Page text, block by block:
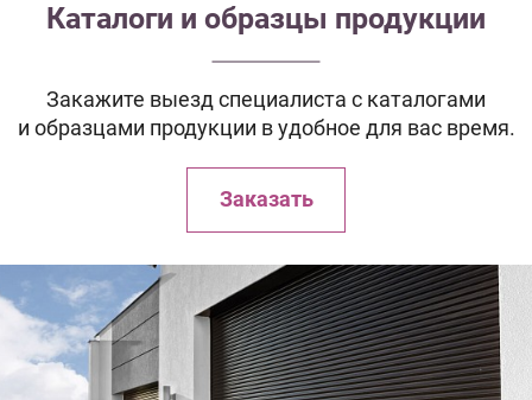
Каталоги и образцы продукции
Закажите выезд специалиста с каталогами
и образцами продукции в удобное для вас время.
Заказать